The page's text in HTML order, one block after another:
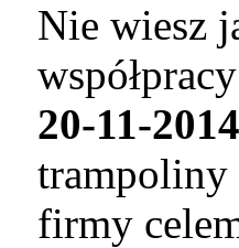
Nie wiesz
20-11-2014
trampoliny
firmy